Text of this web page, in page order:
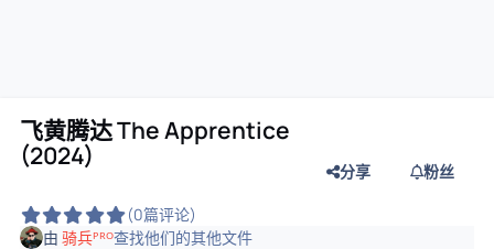
飞黄腾达 The Apprentice
(2024)
(0篇评论)
分享 粉丝
由骑兵ᴾᴿᴼ查找他们的其他文件